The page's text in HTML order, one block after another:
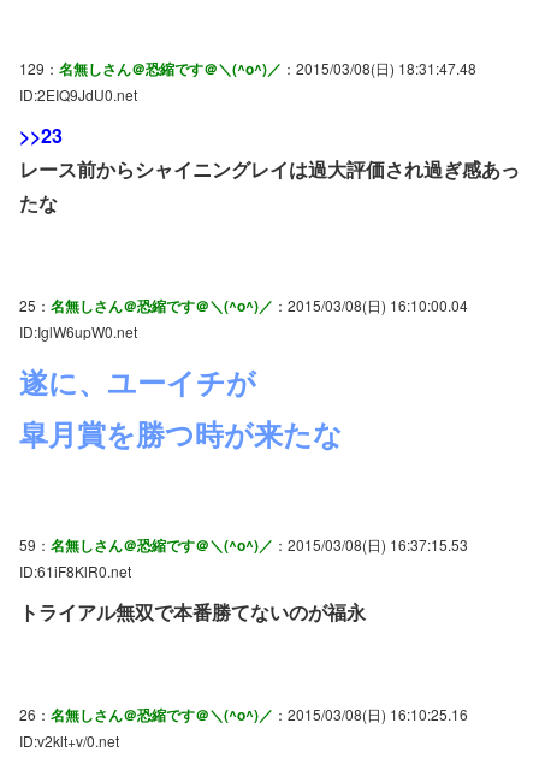
129： 名無しさん＠恐縮です＠＼(^o^)／ ：2015/03/08(日) 18:31:47.48
ID:2EIQ9JdU0.net
>>23
レース前からシャイニングレイは過大評価され過ぎ感あっ
たな
25： 名無しさん＠恐縮です＠＼(^o^)／ ：2015/03/08(日) 16:10:00.04
ID:IglW6upW0.net
遂に、ユーイチが
皐月賞を勝つ時が来たな
59： 名無しさん＠恐縮です＠＼(^o^)／ ：2015/03/08(日) 16:37:15.53
ID:61iF8KlR0.net
トライアル無双で本番勝てないのが福永
26： 名無しさん＠恐縮です＠＼(^o^)／ ：2015/03/08(日) 16:10:25.16
ID:v2klt+v/0.net